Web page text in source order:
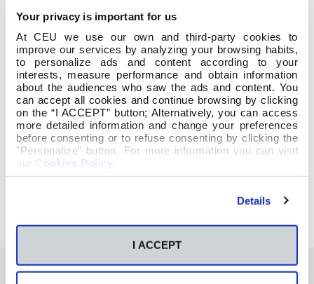
Your privacy is important for us
At CEU we use our own and third-party cookies to
improve our services by analyzing your browsing habits,
to personalize ads and content according to your
interests, measure performance and obtain information
about the audiences who saw the ads and content. You
can accept all cookies and continue browsing by clicking
on the “I ACCEPT” button; Alternatively, you can access
more detailed information and change your preferences
before consenting or to refuse consenting by clicking the
"Personalize" button. For more information you can visit
our Cookies Policy
Details
I ACCEPT
[Que no haya] nada en vosotros que no
sea de María, para que todos se sientan
atraídos cada vez más por la fragancia
virginal de vuestra vida alegre y sencilla. (P.
Tomás Morales)